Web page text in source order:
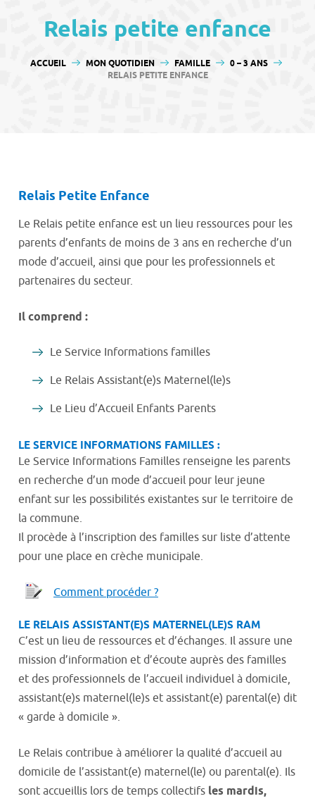
Relais petite enfance
VOUS ÊTES ICI :
ACCUEIL MON QUOTIDIEN FAMILLE
0 – 3 ANS
RELAIS PETITE ENFANCE
Relais Petite Enfance
Le Relais petite enfance est un lieu ressources pour les
parents d’enfants de moins de 3 ans en recherche d’un
mode d’accueil, ainsi que pour les professionnels et
partenaires du secteur.
Il comprend :
Le Service Informations familles
Le Relais Assistant(e)s Maternel(le)s
Le Lieu d’Accueil Enfants Parents
LE SERVICE INFORMATIONS FAMILLES :
Le Service Informations Familles renseigne les parents
en recherche d’un mode d’accueil pour leur jeune
enfant sur les possibilités existantes sur le territoire de
la commune.
Il procède à l’inscription des familles sur liste d’attente
pour une place en crèche municipale.
Comment procéder ?
LE RELAIS ASSISTANT(E)S MATERNEL(LE)S RAM
C’est un lieu de ressources et d’échanges. Il assure une
mission d’information et d’écoute auprès des familles
et des professionnels de l’accueil individuel à domicile,
assistant(e)s maternel(le)s et assistant(e) parental(e) dit
« garde à domicile ».
Le Relais contribue à améliorer la qualité d’accueil au
domicile de l’assistant(e) maternel(le) ou parental(e). Ils
sont accueillis lors de temps collectifs les mardis,